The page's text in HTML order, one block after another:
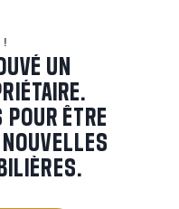
!
UN
POUR ÊTRE